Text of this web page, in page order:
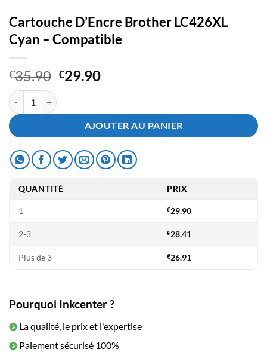
Cartouche D’Encre Brother LC426XL
Cyan – Compatible
€35.90 Le
était :
€35.90.
€29.90Le
est :
€29.90.
quantité de Cartouche D'Encre Brother LC426XL Cyan - Compatible
AJOUTER AU PANIER
QUANTITÉ PRIX
1 €29.90
2-3 €28.41
Plus de 3 €26.91
Pourquoi Inkcenter ?
La qualité, le prix et l'expertise
Paiement sécurisé 100%